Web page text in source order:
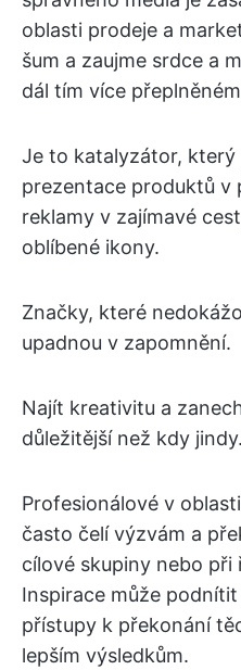
oblasti prodeje a
šum a zaujme srdce a
dál tím více
Je to katalyzátor,
prezentace produktů v
reklamy v zajímavé
oblíbené ikony.
Značky, které
upadnou v zapomnění.
Najít kreativitu a
důležitější než kdy jindy.
Profesionálové v
často čelí výzvám a
cílové skupiny nebo při
Inspirace může
přístupy k překonání
lepším výsledkům.